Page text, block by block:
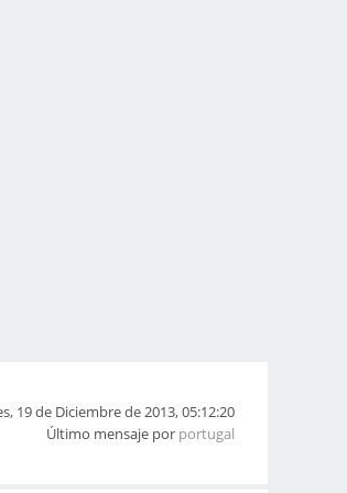
19 de Diciembre de 2013, 05:12:20
Último mensaje por portugal